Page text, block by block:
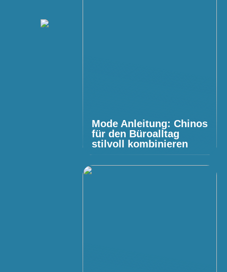
Mode Anleitung: Chinos
für den Büroalltag
stilvoll kombinieren